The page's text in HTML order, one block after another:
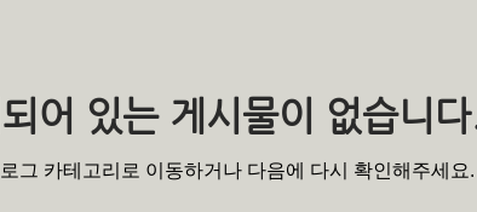
어 있는 게시물이 없습니
그 카테고리로 이동하거나 다음에 다시 확인해주세요.